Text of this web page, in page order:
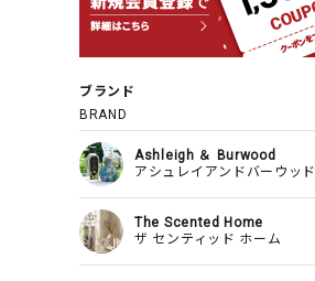
ブランド
BRAND
Ashleigh ＆ Burwood
アシュレイアンドバーウッド
The Scented Home
ザ センティッド ホーム